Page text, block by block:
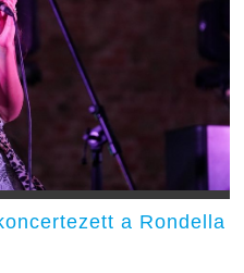
a Rondella